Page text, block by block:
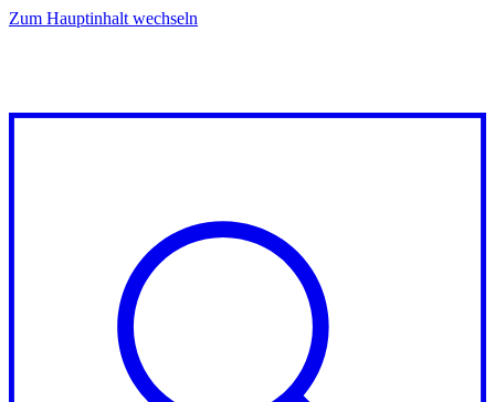
Zum Hauptinhalt wechseln